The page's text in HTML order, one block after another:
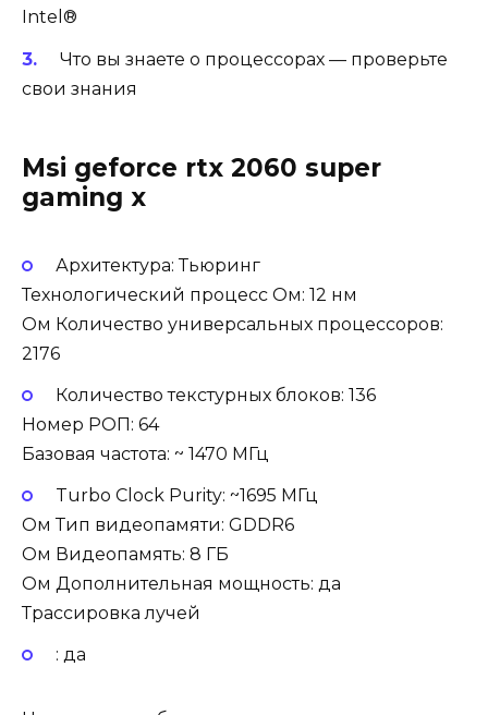
Intel®
Что вы знаете о процессорах — проверьте
свои знания
Msi geforce rtx 2060 super
gaming x
Архитектура: Тьюринг
Технологический процесс Ом: 12 нм
Ом Количество универсальных процессоров:
2176
Количество текстурных блоков: 136
Номер РОП: 64
Базовая частота: ~ 1470 МГц
Turbo Clock Purity: ~1695 МГц
Ом Тип видеопамяти: GDDR6
Ом Видеопамять: 8 ГБ
Ом Дополнительная мощность: да
Трассировка лучей
: да